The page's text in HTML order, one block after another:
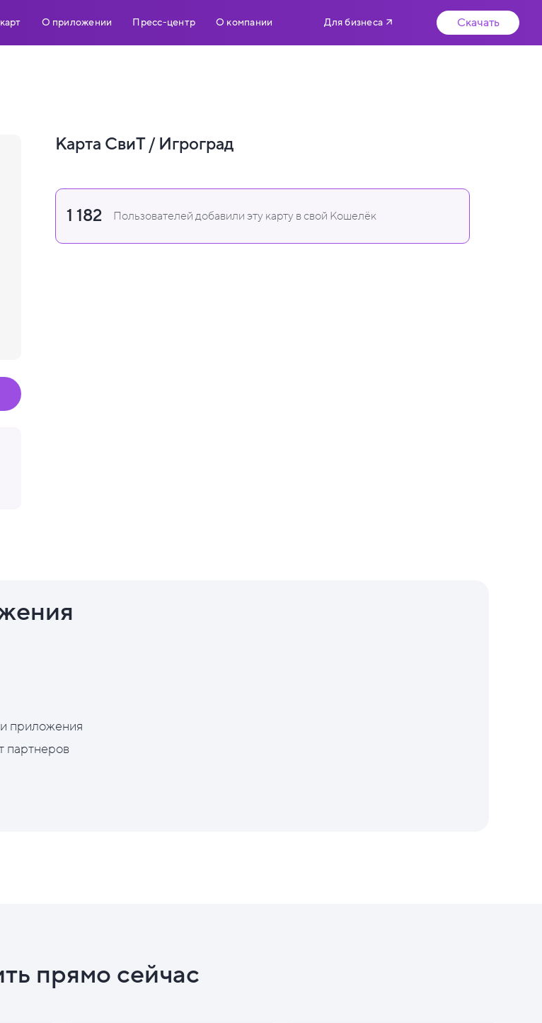
О приложении Пресс-центр О компании Для бизнеса Скачать
Карта СвиТ / Игроград
1 182 Пользователей добавили эту карту в свой Кошелёк
приложения
партнеров
прямо сейчас